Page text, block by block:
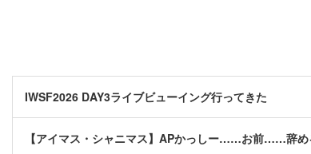
IWSF2026 DAY3ライブビューイング行ってきた
【アイマス・シャニマス】APかっしー……お前……辞め